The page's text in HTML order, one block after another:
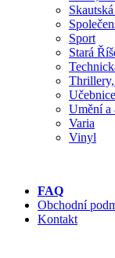
Sport
Stará
Umění a
Varia
Vinyl
FAQ
Obchodní
Kontakt